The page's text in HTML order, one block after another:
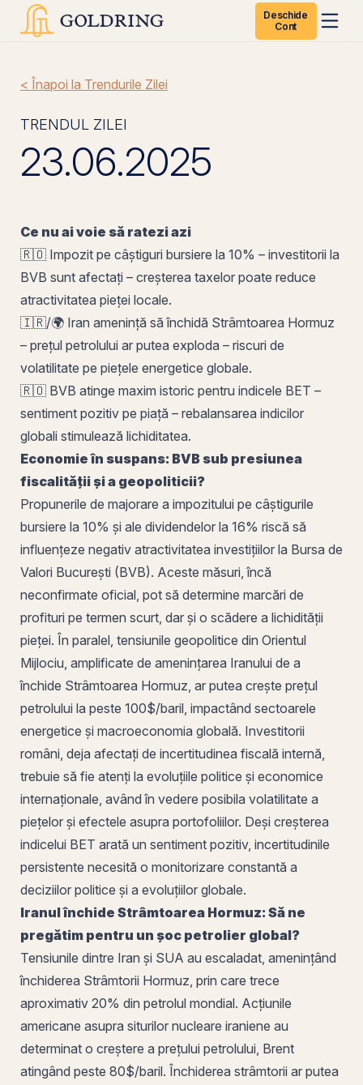
Deschide
Cont
< Înapoi la Trendurile Zilei
TRENDUL ZILEI
23.06.2025
Ce nu ai voie să ratezi azi
🇷🇴 Impozit pe câștiguri bursiere la 10% – investitorii la
BVB sunt afectați – creșterea taxelor poate reduce
atractivitatea pieței locale.
🇮🇷/🌍 Iran amenință să închidă Strâmtoarea Hormuz
– prețul petrolului ar putea exploda – riscuri de
volatilitate pe piețele energetice globale.
🇷🇴 BVB atinge maxim istoric pentru indicele BET –
sentiment pozitiv pe piață – rebalansarea indicilor
globali stimulează lichiditatea.
Economie în suspans: BVB sub presiunea
fiscalității și a geopoliticii?
Propunerile de majorare a impozitului pe câștigurile
bursiere la 10% și ale dividendelor la 16% riscă să
influențeze negativ atractivitatea investițiilor la Bursa de
Valori București (BVB). Aceste măsuri, încă
neconfirmate oficial, pot să determine marcări de
profituri pe termen scurt, dar și o scădere a lichidității
pieței. În paralel, tensiunile geopolitice din Orientul
Mijlociu, amplificate de amenințarea Iranului de a
închide Strâmtoarea Hormuz, ar putea crește prețul
petrolului la peste 100$/baril, impactând sectoarele
energetice și macroeconomia globală. Investitorii
români, deja afectați de incertitudinea fiscală internă,
trebuie să fie atenți la evoluțiile politice și economice
internaționale, având în vedere posibila volatilitate a
piețelor și efectele asupra portofoliilor. Deși creșterea
indicelui BET arată un sentiment pozitiv, incertitudinile
persistente necesită o monitorizare constantă a
deciziilor politice și a evoluțiilor globale.
Iranul închide Strâmtoarea Hormuz: Să ne
pregătim pentru un șoc petrolier global?
Tensiunile dintre Iran și SUA au escaladat, amenințând
închiderea Strâmtorii Hormuz, prin care trece
aproximativ 20% din petrolul mondial. Acțiunile
americane asupra siturilor nucleare iraniene au
determinat o creștere a prețului petrolului, Brent
atingând peste 80$/baril. Închiderea strâmtorii ar putea